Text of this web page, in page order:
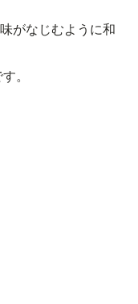
がなじむように和
。